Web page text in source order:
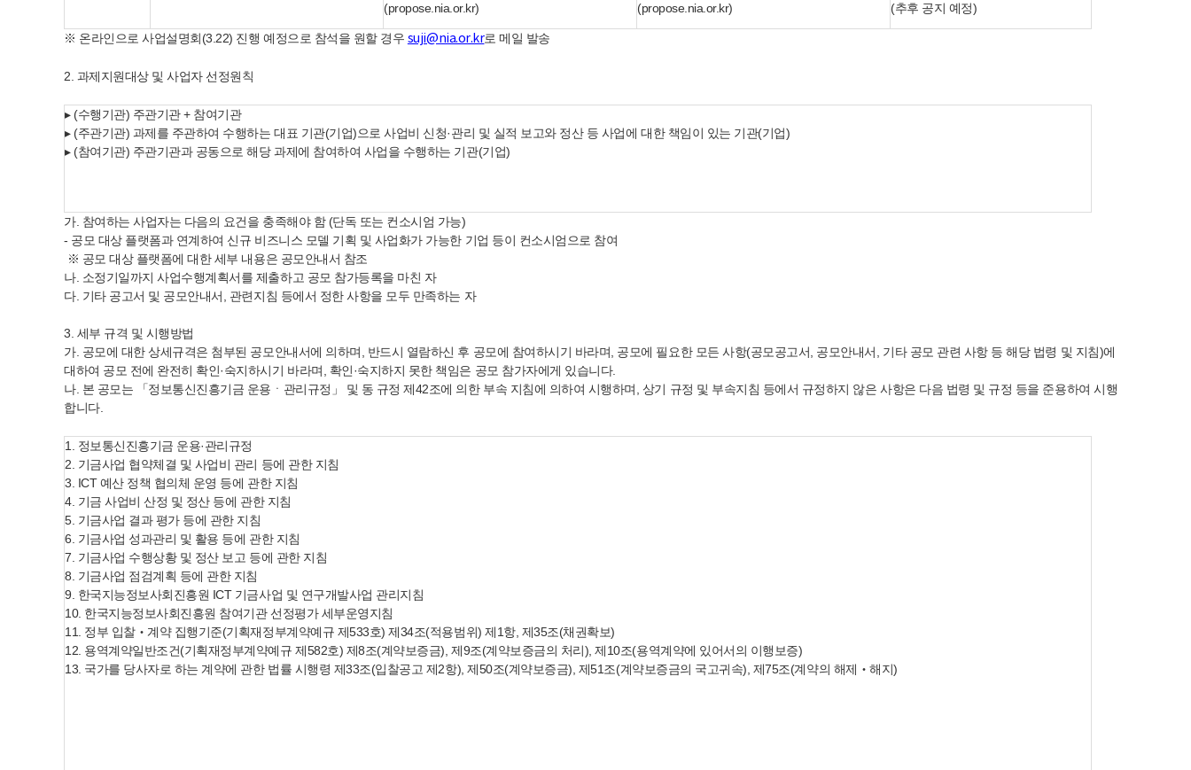
(propose.nia.or.kr)
(propose.nia.or.kr)
(추후 공지 예정)
※ 온라인으로 사업설명회(3.22) 진행 예정으로 참석을 원할 경우 suji@nia.or.kr로 메일 발송
2. 과제지원대상 및 사업자 선정원칙
▸ (수행기관) 주관기관 + 참여기관
▸ (주관기관) 과제를 주관하여 수행하는 대표 기관(기업)으로 사업비 신청·관리 및 실적 보고와 정산 등 사업에 대한 책임이 있는 기관(기업)
▸ (참여기관) 주관기관과 공동으로 해당 과제에 참여하여 사업을 수행하는 기관(기업)
가. 참여하는 사업자는 다음의 요건을 충족해야 함 (단독 또는 컨소시엄 가능)
- 공모 대상 플랫폼과 연계하여 신규 비즈니스 모델 기획 및 사업화가 가능한 기업 등이 컨소시엄으로 참여
※ 공모 대상 플랫폼에 대한 세부 내용은 공모안내서 참조
나. 소정기일까지 사업수행계획서를 제출하고 공모 참가등록을 마친 자
다. 기타 공고서 및 공모안내서, 관련지침 등에서 정한 사항을 모두 만족하는 자
3. 세부 규격 및 시행방법
가. 공모에 대한 상세규격은 첨부된 공모안내서에 의하며, 반드시 열람하신 후 공모에 참여하시기 바라며, 공모에 필요한 모든 사항(공모공고서, 공모안내서, 기타 공모 관련 사항 등 해당 법령 및 지침)에
대하여 공모 전에 완전히 확인·숙지하시기 바라며, 확인·숙지하지 못한 책임은 공모 참가자에게 있습니다.
나. 본 공모는 「정보통신진흥기금 운용ㆍ관리규정」 및 동 규정 제42조에 의한 부속 지침에 의하여 시행하며, 상기 규정 및 부속지침 등에서 규정하지 않은 사항은 다음 법령 및 규정 등을 준용하여 시행
합니다.
1. 정보통신진흥기금 운용·관리규정
2. 기금사업 협약체결 및 사업비 관리 등에 관한 지침
3. ICT 예산 정책 협의체 운영 등에 관한 지침
4. 기금 사업비 산정 및 정산 등에 관한 지침
5. 기금사업 결과 평가 등에 관한 지침
6. 기금사업 성과관리 및 활용 등에 관한 지침
7. 기금사업 수행상황 및 정산 보고 등에 관한 지침
8. 기금사업 점검계획 등에 관한 지침
9. 한국지능정보사회진흥원 ICT 기금사업 및 연구개발사업 관리지침
10. 한국지능정보사회진흥원 참여기관 선정평가 세부운영지침
11. 정부 입찰‧계약 집행기준(기획재정부계약예규 제533호) 제34조(적용범위) 제1항, 제35조(채권확보)
12. 용역계약일반조건(기획재정부계약예규 제582호) 제8조(계약보증금), 제9조(계약보증금의 처리), 제10조(용역계약에 있어서의 이행보증)
13. 국가를 당사자로 하는 계약에 관한 법률 시행령 제33조(입찰공고 제2항), 제50조(계약보증금), 제51조(계약보증금의 국고귀속), 제75조(계약의 해제‧해지)